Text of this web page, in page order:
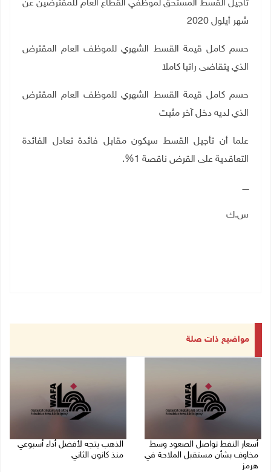
تأجيل القسط المستحق لموظفي القطاع العام للمقترضين عن
شهر أيلول 2020
حسم كامل قيمة القسط الشهري للموظف العام المقترض
الذي يتقاضى راتبا كاملا
حسم كامل قيمة القسط الشهري للموظف العام المقترض
الذي لديه دخل آخر مثبت
علما أن تأجيل القسط سيكون مقابل فائدة تعادل الفائدة
التعاقدية على القرض ناقصة 1%.
ـــــ
س.ك
مواضيع ذات صلة
أسعار النفط تواصل الصعود وسط
مخاوف بشأن مستقبل الملاحة في
هرمز
الذهب يتجه لأفضل أداء أسبوعي
منذ كانون الثاني